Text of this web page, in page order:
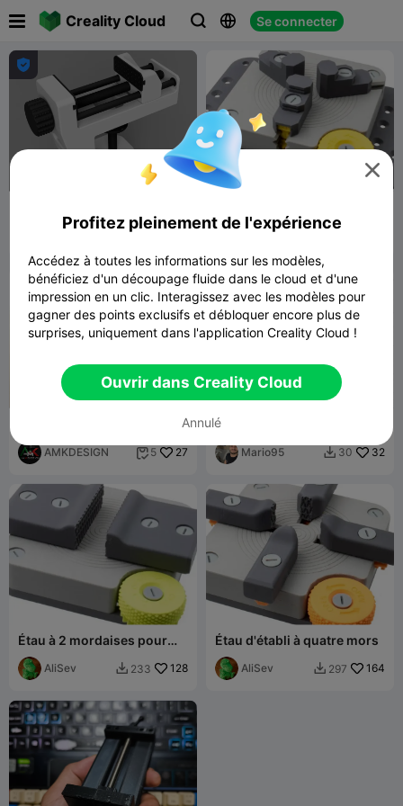
Creality Cloud   Se connecter


imprimable en 3D
6.1K
établi
AliSev
AMKDESIGN  5 27
Morsa da banco
Mario95  30 32
Étau à 2 mordaises pour
établi
AliSev  233 128
Étau d'établi à quatre mors
AliSev  297 164

Profitez pleinement de l'expérience
Accédez à toutes les informations sur les modèles,
bénéficiez d'un découpage fluide dans le cloud et d'une
impression en un clic. Interagissez avec les modèles pour
gagner des points exclusifs et débloquer encore plus de
surprises, uniquement dans l'application Creality Cloud !
Ouvrir dans Creality Cloud
Annulé